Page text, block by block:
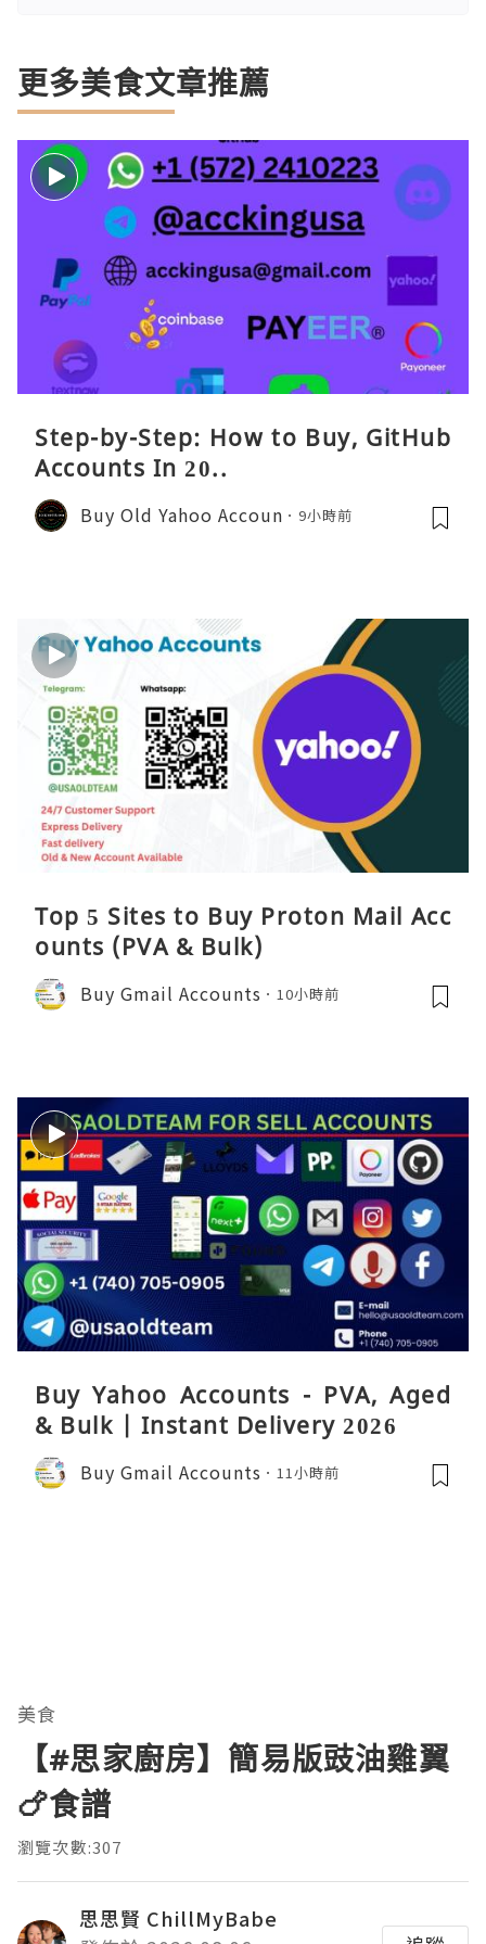
更多美食文章推薦
Step-by-Step: How to Buy, GitHub
Accounts In 20..
Buy Old Yahoo Accoun 9小時前
Top 5 Sites to Buy Proton Mail Acc
ounts (PVA & Bulk)
Buy Gmail Accounts 10小時前
Buy Yahoo Accounts - PVA, Aged
& Bulk | Instant Delivery 2026
Buy Gmail Accounts 11小時前
美食
【#思家廚房】簡易版豉油雞翼
🍗食譜
瀏覽次數:307
思思賢 ChillMyBabe